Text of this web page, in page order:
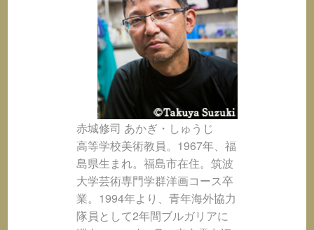
赤城修司 あかぎ・しゅうじ
高等学校美術教員。1967年、福
島県生まれ。福島市在住。筑波
大学芸術専門学群洋画コース卒
業。1994年より、青年海外協力
隊員として2年間ブルガリアに